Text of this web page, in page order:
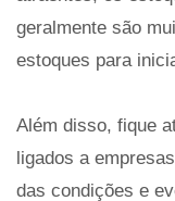
geralmente são
estoques para
Além disso, fique
ligados a
das condições e